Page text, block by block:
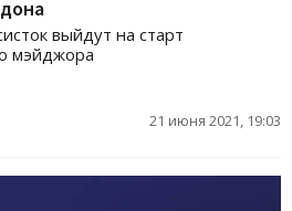
выйдут на старт
мэйджора
21 июня 2021, 19:03